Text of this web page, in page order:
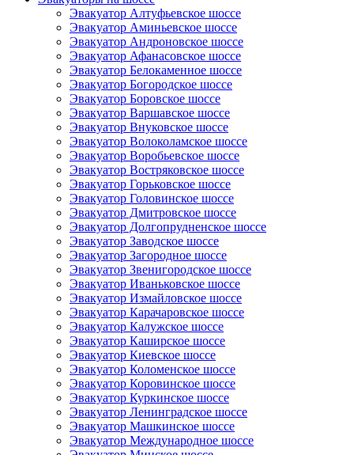
Эвакуатор Алтуфьевское шоссе
Эвакуатор Аминьевское шоссе
Эвакуатор Андроновское шоссе
Эвакуатор Афанасовское шоссе
Эвакуатор Белокаменное шоссе
Эвакуатор Богородское шоссе
Эвакуатор Боровское шоссе
Эвакуатор Варшавское шоссе
Эвакуатор Внуковское шоссе
Эвакуатор Волоколамское шоссе
Эвакуатор Воробьевское шоссе
Эвакуатор Востряковское шоссе
Эвакуатор Горьковское шоссе
Эвакуатор Головинское шоссе
Эвакуатор Дмитровское шоссе
Эвакуатор Долгопрудненское шоссе
Эвакуатор Заводское шоссе
Эвакуатор Загородное шоссе
Эвакуатор Звенигородское шоссе
Эвакуатор Иваньковское шоссе
Эвакуатор Измайловское шоссе
Эвакуатор Карачаровское шоссе
Эвакуатор Калужское шоссе
Эвакуатор Каширское шоссе
Эвакуатор Киевское шоссе
Эвакуатор Коломенское шоссе
Эвакуатор Коровинское шоссе
Эвакуатор Куркинское шоссе
Эвакуатор Ленинградское шоссе
Эвакуатор Машкинское шоссе
Эвакуатор Международное шоссе